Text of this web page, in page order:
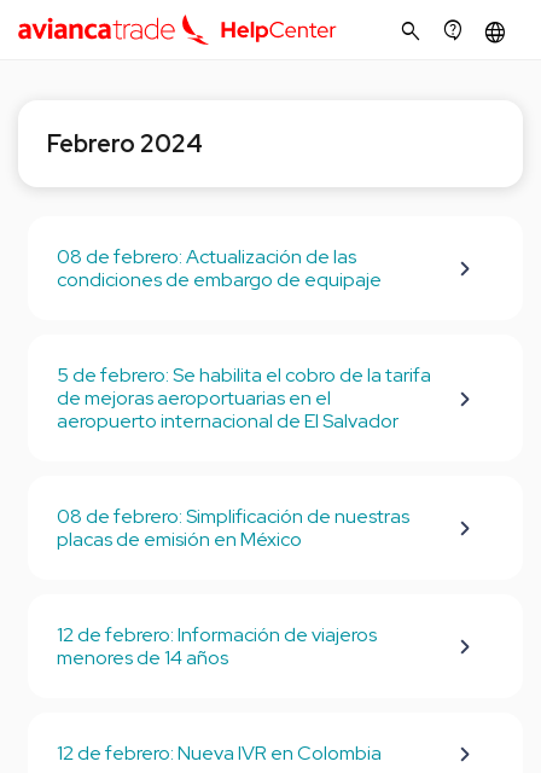
search contact_support language
Febrero 2024
08 de febrero: Actualización de las
condiciones de embargo de equipaje
5 de febrero: Se habilita el cobro de la tarifa
de mejoras aeroportuarias en el
aeropuerto internacional de El Salvador
08 de febrero: Simplificación de nuestras
placas de emisión en México
12 de febrero: Información de viajeros
menores de 14 años
12 de febrero: Nueva IVR en Colombia